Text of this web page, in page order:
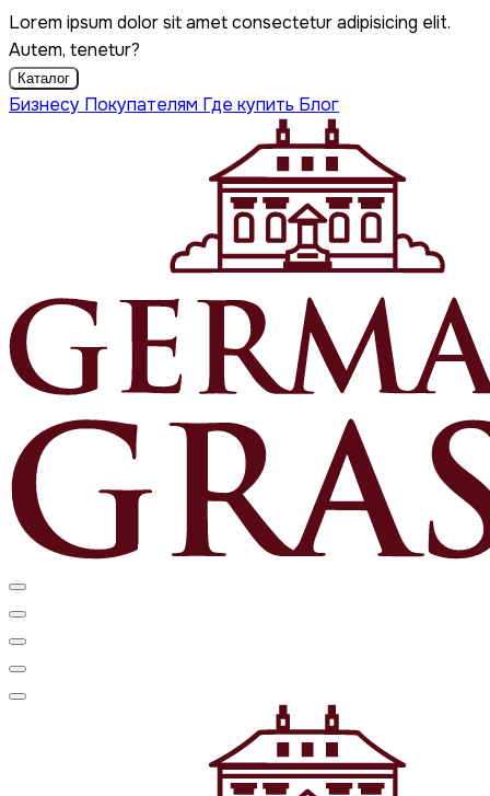
Lorem ipsum dolor sit amet consectetur adipisicing elit.
Autem, tenetur?
Каталог
Бизнесу Покупателям Где купить Блог